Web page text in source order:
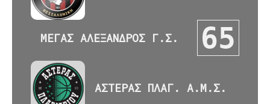
ΜΕΓΑΣ ΑΛΕΞΑΝΔΡΟΣ Γ.Σ. 65
ΑΣΤΕΡΑΣ ΠΛΑΓ. Α.Μ.Σ.